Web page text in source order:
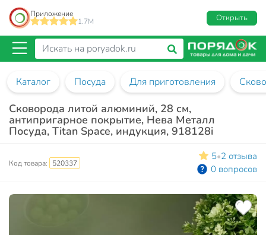
Приложение
1.7M
Открыть
Каталог Посуда Для приготовления
Сковорода литой алюминий, 28 см,
антипригарное покрытие, Нева Металл
Посуда, Titan Space, индукция, 918128i
Код товара: 520337
5•2 отзыва
0 вопросов